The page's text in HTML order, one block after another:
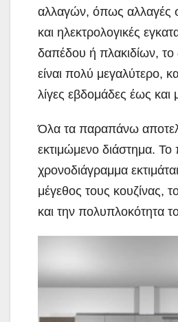
αλλαγών, όπως αλλαγές
και ηλεκτρολογικές
δαπέδου ή πλακιδίων, το
είναι πολύ μεγαλύτερο,
λίγες εβδομάδες έως και
Όλα τα παραπάνω
εκτιμώμενο διάστημα. Το
χρονοδιάγραμμα
μέγεθος τους κουζίνας,
και την πολυπλοκότητα